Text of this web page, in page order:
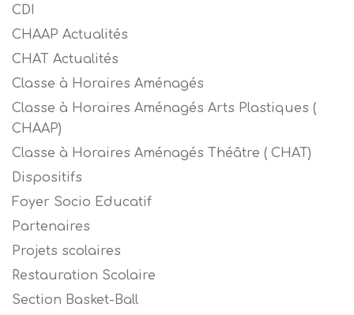
CDI
CHAAP Actualités
CHAT Actualités
Classe à Horaires Aménagés
Classe à Horaires Aménagés Arts Plastiques (
CHAAP)
Classe à Horaires Aménagés Théâtre ( CHAT)
Dispositifs
Foyer Socio Educatif
Partenaires
Projets scolaires
Restauration Scolaire
Section Basket-Ball